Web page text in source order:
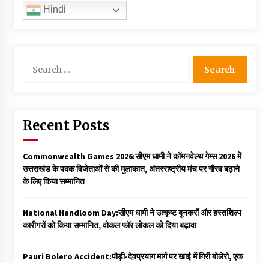
Hindi
for:
Recent Posts
Commonwealth Games 2026:सीएम धामी ने कॉमनवेल्थ गेम्स 2026 में
उत्तराखंड के पदक विजेताओं से की मुलाकात, अंतरराष्ट्रीय मंच पर गौरव बढ़ाने
के लिए किया सम्मानित
National Handloom Day:सीएम धामी ने उत्कृष्ट बुनकरों और हस्तशिल्प
कारीगरों को किया सम्मानित, वोकल फॉर लोकल को दिया बढ़ावा
Pauri Bolero Accident:पौड़ी-देवप्रयाग मार्ग पर खाई में गिरी बोलेरो, एक